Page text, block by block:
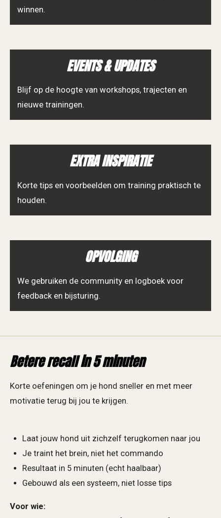
winnen.
EVENTS & UPDATES
Blijf op de hoogte van workshops, trajecten en
nieuwe trainingen.
EXTRA INSPIRATIE
Korte tips en voorbeelden om training praktisch te
houden.
OPVOLGING
We gebruiken de community en logboek voor
feedback en bijsturing.
Betere recall in 5 minuten
Korte oefeningen om je hond sneller en met meer
motivatie terug bij jou te krijgen.
Laat jouw hond uit zichzelf terugkomen naar jou
Je traint het brein, niet het commando
Resultaat in 5 minuten (echt haalbaar)
Gebouwd als een systeem, niet losse tips
Voor wie: